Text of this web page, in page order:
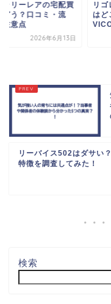
ラリーレアの宅配買
どう？口コミ・流
注意点
2026年6月13日
リ
はど
リーバイス502はダサい
特徴を調査してみた！
検索